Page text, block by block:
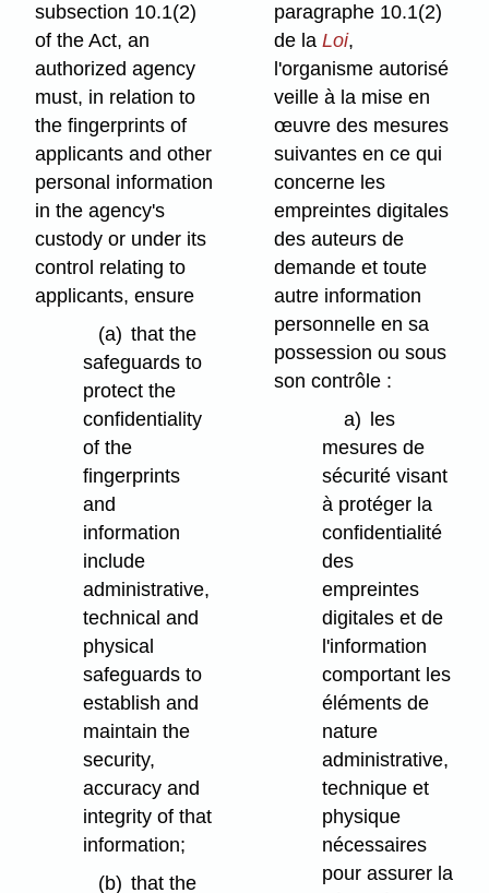
subsection 10.1(2)
of the Act, an
authorized agency
must, in relation to
the fingerprints of
applicants and other
personal information
in the agency's
custody or under its
control relating to
applicants, ensure
(a) that the
safeguards to
protect the
confidentiality
of the
fingerprints
and
information
include
administrative,
technical and
physical
safeguards to
establish and
maintain the
security,
accuracy and
integrity of that
information;
(b) that the
paragraphe 10.1(2)
de laLoi,
l'organisme autorisé
veille à la mise en
œuvre des mesures
suivantes en ce qui
concerne les
empreintes digitales
des auteurs de
demande et toute
autre information
personnelle en sa
possession ou sous
son contrôle :
a) les
mesures de
sécurité visant
à protéger la
confidentialité
des
empreintes
digitales et de
l'information
comportant les
éléments de
nature
administrative,
technique et
physique
nécessaires
pour assurer la